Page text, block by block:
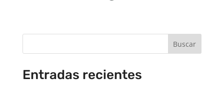
Buscar
Entradas recientes